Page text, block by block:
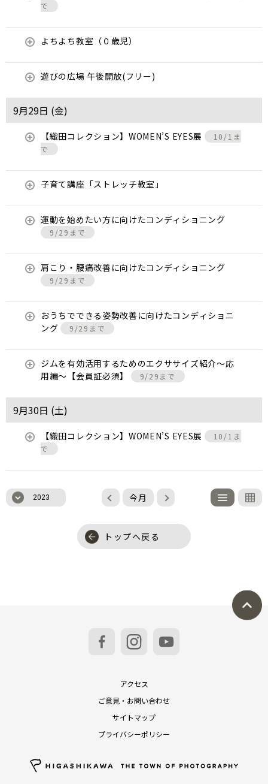
で
よちよち教室（０歳児）
遊びの広場 午後開放(フリー)
9月29日 (金)
【織田コレクション】WOMEN’S EYES展
10/1ま
で
子育て講座「ストレッチ教室」
運動を始めたい方に向けたコンディショニング
9/29まで
肩こり・腰痛改善に向けたコンディショニング
9/29まで
おうちでできる姿勢改善に向けたコンディショニ
ング
9/29まで
ジムを有効活用するためのエクササイズ紹介〜応
用編〜【会員証必須】
9/29まで
9月30日 (土)
【織田コレクション】WOMEN’S EYES展
10/1ま
で
2023 今月
トップへ戻る
アクセス
ご意見・お問い合わせ
サイトマップ
プライバシーポリシー